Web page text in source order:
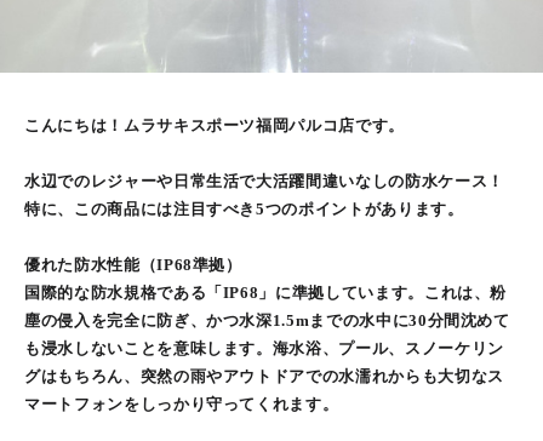
こんにちは！ムラサキスポーツ福岡パルコ店です。
水辺でのレジャーや日常生活で大活躍間違いなしの防水ケース！
特に、この商品には注目すべき5つのポイントがあります。
優れた防水性能（IP68準拠）
国際的な防水規格である「IP68」に準拠しています。これは、粉
塵の侵入を完全に防ぎ、かつ水深1.5mまでの水中に30分間沈めて
も浸水しないことを意味します。海水浴、プール、スノーケリン
グはもちろん、突然の雨やアウトドアでの水濡れからも大切なス
マートフォンをしっかり守ってくれます。